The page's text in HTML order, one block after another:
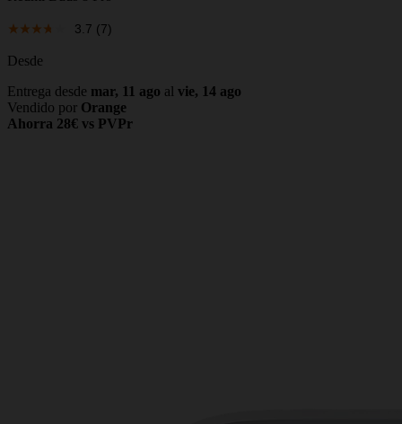
3.7 (7)
Desde
Entrega desde mar, 11 ago al vie, 14 ago
Vendido por Orange
Ahorra 28€ vs PVPr